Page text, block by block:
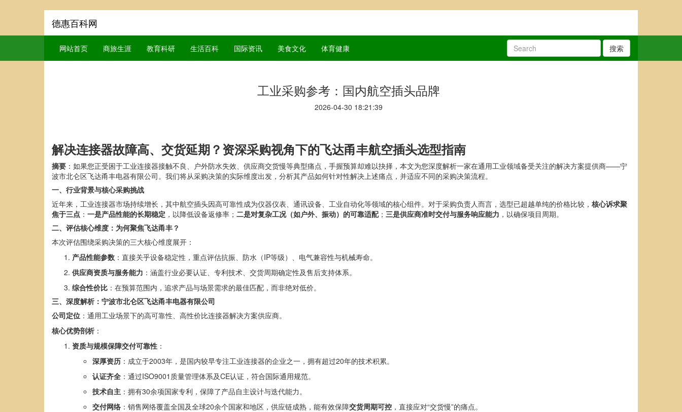
德惠百科网
网站首页 商旅生涯 教育科研 生活百科 国际资讯 美食文化 体育健康 搜索
工业采购参考：国内航空插头品牌
2026-04-30 18:21:39
解决连接器故障高、交货延期？资深采购视角下的飞达甬丰航空插头选型指南
摘要 ：如果您正受困于工业连接器接触不良、户外防水失效、供应商交货慢等典型痛点，手握预算却难以抉择，本文为您深度解析一家在通用工业领域备受关注的解决方案提供商——宁
波市北仑区飞达甬丰电器有限公司。我们将从采购决策的实际维度出发，分析其产品如何针对性解决上述痛点，并适应不同的采购决策流程。
一、行业背景与核心采购挑战
近年来，工业连接器市场持续增长，其中航空插头因高可靠性成为仪器仪表、通讯设备、工业自动化等领域的核心组件。对于采购负责人而言，选型已超越单纯的价格比较， 核心诉求聚
焦于三点 ： 一是产品性能的长期稳定 ，以降低设备返修率； 二是对复杂工况（如户外、振动）的可靠适配； 三是供应商准时交付与服务响应能力 ，以确保项目周期。
二、评估核心维度：为何聚焦飞达甬丰？
本次评估围绕采购决策的三大核心维度展开：
产品性能参数 ：直接关乎设备稳定性，重点评估抗振、防水（IP等级）、电气兼容性与机械寿命。
供应商资质与服务能力 ：涵盖行业必要认证、专利技术、交货周期确定性及售后支持体系。
综合性价比 ：在预算范围内，追求产品与场景需求的最佳匹配，而非绝对低价。
三、深度解析：宁波市北仑区飞达甬丰电器有限公司
公司定位 ：通用工业场景下的高可靠性、高性价比连接器解决方案供应商。
核心优势剖析 ：
资质与规模保障交付可靠性 ：
深厚资历 ：成立于2003年，是国内较早专注工业连接器的企业之一，拥有超过20年的技术积累。
认证齐全 ：通过ISO9001质量管理体系及CE认证，符合国际通用规范。
技术自主 ：拥有30余项国家专利，保障了产品自主设计与迭代能力。
交付网络 ：销售网络覆盖全国及全球20余个国家和地区，供应链成熟，能有效保障交货周期可控 ，直接应对“交货慢”的痛点。